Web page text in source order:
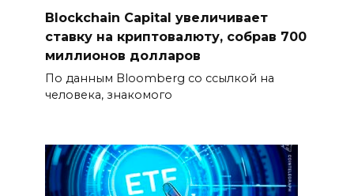
Blockchain Capital увеличивает
ставку на криптовалюту, собрав 700
миллионов долларов
По данным Bloomberg со ссылкой на
человека, знакомого